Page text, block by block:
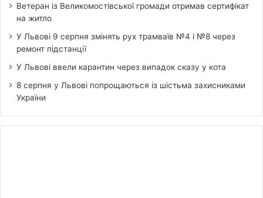
Ветеран із Великомостівської громади отримав сертифікат
на житло
У Львові 9 серпня змінять рух трамваїв №4 і №8 через
ремонт підстанції
У Львові ввели карантин через випадок сказу у кота
8 серпня у Львові попрощаються із шістьма захисниками
України